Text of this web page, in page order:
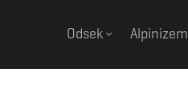
Odsek Alpinizem